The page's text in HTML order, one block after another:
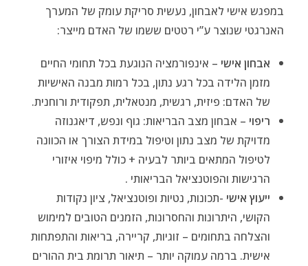
במפגש אישי לאבחון, נעשית סריקת עומק של המערך
האנרגטי שנוצר ע”י רטטים ששמו של האדם מייצר:
אבחון אישי – אינפורמציה הנוגעת בכל תחומי החיים
מזמן הלידה בכל רגע נתון, בכל רמות מבנה האישיות
של האדם: פיזית, רגשית, מנטאלית, תפקודית ורוחנית.
ריפוי – אבחון מצב הבריאות: גוף ונפש, דיאגנוזה
מדויקת של מצב נתון וטיפול במידת הצורך או הכוונה
לטיפול המתאים ביותר לבעיה + כולל מיפוי איזורי
הרגישות והפוטנציאל הבריאותי .
ייעוץ אישי -תכונות, נטיות ופוטנציאל, ציון נקודות
הקושי, היתרונות והחסרונות, הזמנים הטובים למימוש
והצלחה בתחומים – זוגיות, קריירה, בריאות והתפתחות
אישית. ברמה עמוקה יותר – תיאור תרומת בית ההורים